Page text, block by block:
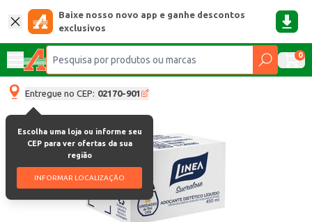
Baixe nosso novo app e ganhe descontos
exclusivos
0
Entregue no CEP: 02170-901
Escolha uma loja ou informe seu
CEP para ver ofertas da sua
região
INFORMAR LOCALIZAÇÃO